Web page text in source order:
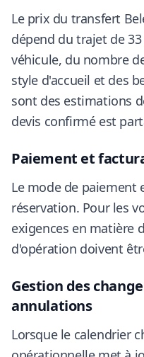
Le prix du transfert
dépend du trajet de
véhicule, du nombre
style d'accueil et des
sont des estimations
devis confirmé est
Paiement et
Le mode de paiement
réservation. Pour les
exigences en matière
d'opération doivent
Gestion des
annulations
Lorsque le calendrier